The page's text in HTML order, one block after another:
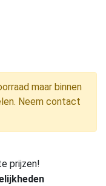
maar binnen
Neem contact
prijzen!